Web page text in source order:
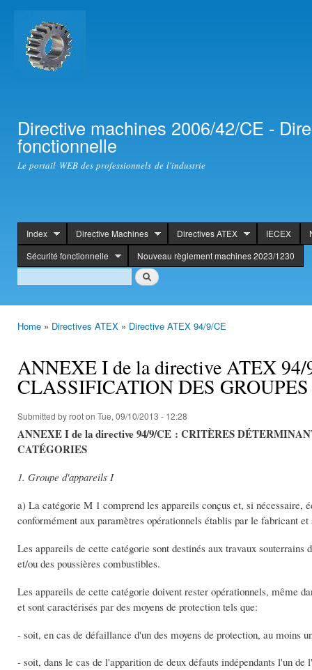
Directive machines 2006/42/CE -
fonctionnelle
Le portail WEB des professionnels de l'industrie
header
Index Directive Machines Directives ATEX IECEX
Sécurité fonctionnelle
Nouveau règlement machines 2023/1230
Rechercher
Search
Home » Directives ATEX » Directive ATEX 94/9/CE
ANNEXE I de la directive ATEX
CLASSIFICATION DES
Submitted byrooton Tue, 09/10/2013 - 12:28
ANNEXE I de la directive 94/9/CE : CRITÈRES
CATÉGORIES
1. Groupe d'appareils I
a) La catégorie M 1 comprend les appareils conçus et, si nécessaire,
conformément aux paramètres opérationnels établis par le fabricant
Les appareils de cette catégorie sont destinés aux travaux
et/ou des poussières combustibles.
Les appareils de cette catégorie doivent rester opérationnels, même
et sont caractérisés par des moyens de protection tels que:
- soit, en cas de défaillance d'un des moyens de protection, au moins
- soit, dans le cas de l'apparition de deux défauts indépendants l'un